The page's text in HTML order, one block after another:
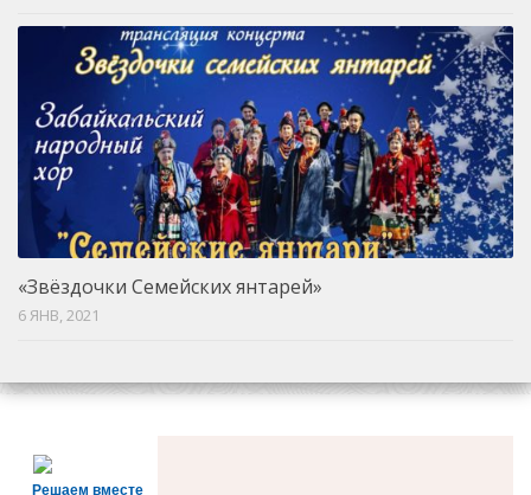
«Звёздочки Семейских янтарей»
6 ЯНВ, 2021
Решаем вместе